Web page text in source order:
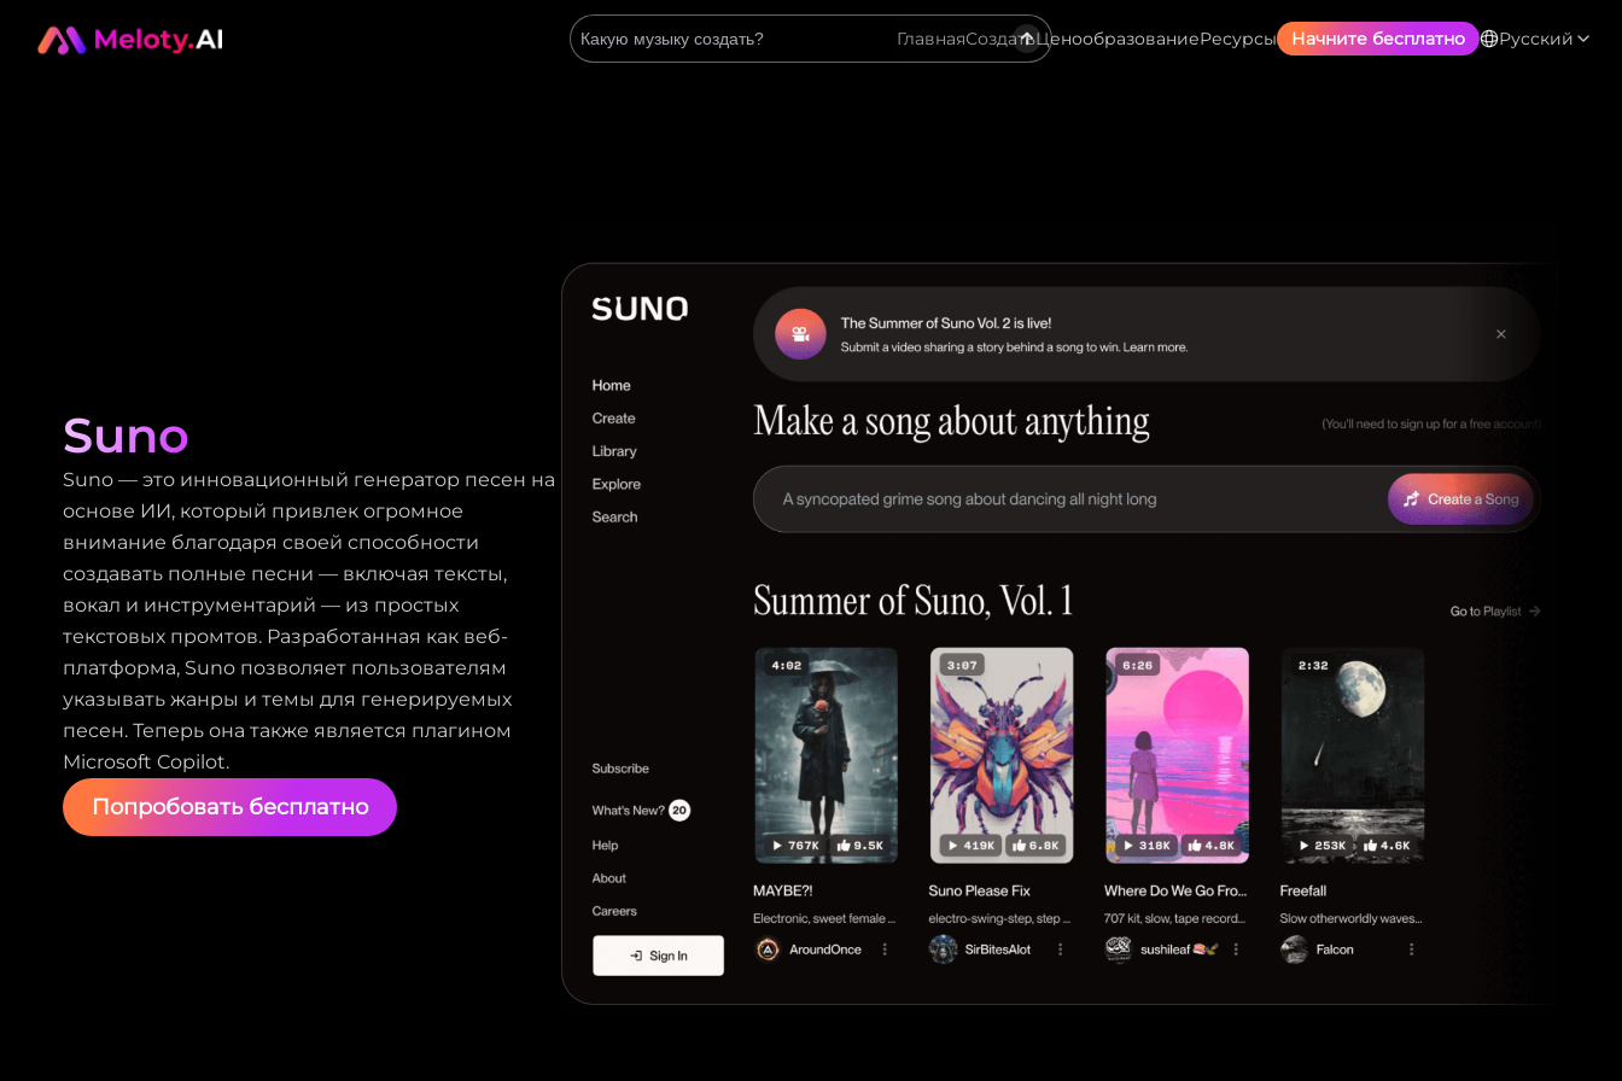
ГлавнаяСоздатьЦенообразованиеРесурсы Начните бесплатно Русский
Suno
Suno — это инновационный генератор песен на
основе ИИ, который привлек огромное
внимание благодаря своей способности
создавать полные песни — включая тексты,
вокал и инструментарий — из простых
текстовых промтов. Разработанная как веб-
платформа, Suno позволяет пользователям
указывать жанры и темы для генерируемых
песен. Теперь она также является плагином
Microsoft Copilot.
Попробовать бесплатно